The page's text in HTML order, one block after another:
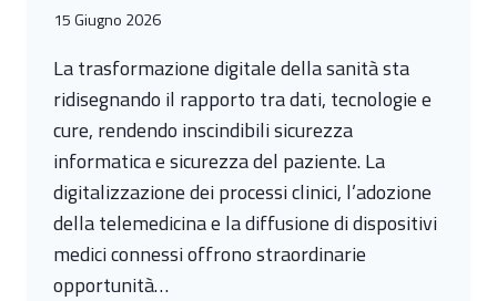
15 Giugno 2026
La trasformazione digitale della sanità sta
ridisegnando il rapporto tra dati, tecnologie e
cure, rendendo inscindibili sicurezza
informatica e sicurezza del paziente. La
digitalizzazione dei processi clinici, l’adozione
della telemedicina e la diffusione di dispositivi
medici connessi offrono straordinarie
opportunità…